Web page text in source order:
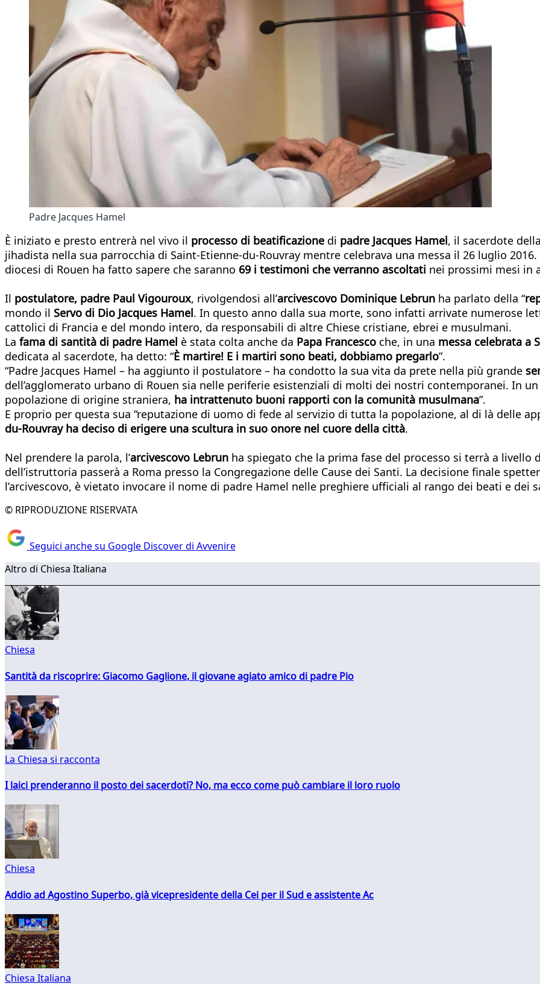
Padre Jacques Hamel
È iniziato e presto entrerà nel vivo il processo di beatificazione di padre Jacques Hamel, il sacerdote
jihadista nella sua parrocchia di Saint-Etienne-du-Rouvray mentre celebrava una messa il 26 luglio
diocesi di Rouen ha fatto sapere che saranno 69 i testimoni che verranno ascoltati nei prossimi mesi in
Il postulatore, padre Paul Vigouroux, rivolgendosi all’arcivescovo Dominique Lebrun ha parlato della “
mondo il Servo di Dio Jacques Hamel. In questo anno dalla sua morte, sono infatti arrivate numerose
cattolici di Francia e del mondo intero, da responsabili di altre Chiese cristiane, ebrei e musulmani.
La fama di santità di padre Hamel è stata colta anche da Papa Francesco che, in una messa celebrata a
dedicata al sacerdote, ha detto: “È martire! E i martiri sono beati, dobbiamo pregarlo”.
“Padre Jacques Hamel – ha aggiunto il postulatore – ha condotto la sua vita da prete nella più grande
dell’agglomerato urbano di Rouen sia nelle periferie esistenziali di molti dei nostri contemporanei. In
popolazione di origine straniera, ha intrattenuto buoni rapporti con la comunità musulmana”.
E proprio per questa sua “reputazione di uomo di fede al servizio di tutta la popolazione, al di là delle
du-Rouvray ha deciso di erigere una scultura in suo onore nel cuore della città.
Nel prendere la parola, l’arcivescovo Lebrun ha spiegato che la prima fase del processo si terrà a livello
dell’istruttoria passerà a Roma presso la Congregazione delle Cause dei Santi. La decisione finale
l’arcivescovo, è vietato invocare il nome di padre Hamel nelle preghiere ufficiali al rango dei beati e dei
© RIPRODUZIONE RISERVATA
Seguici anche su Google Discover di Avvenire
Altro di Chiesa Italiana
Chiesa
Santità da riscoprire: Giacomo Gaglione, il giovane agiato amico di padre Pio
La Chiesa si racconta
I laici prenderanno il posto dei sacerdoti? No, ma ecco come può cambiare il loro ruolo
Chiesa
Addio ad Agostino Superbo, già vicepresidente della Cei per il Sud e assistente Ac
Chiesa Italiana